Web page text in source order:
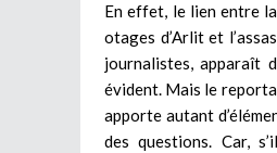
En effet, le lien entre
otages d’Arlit et
journalistes, apparaît
évident. Mais le
apporte autant
des questions. Car,